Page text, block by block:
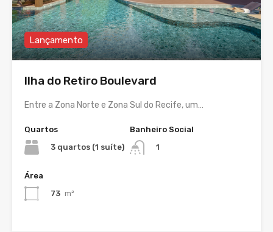
Lançamento
Ilha do Retiro Boulevard
Entre a Zona Norte e Zona Sul do Recife, um…
Quartos
3 quartos (1 suíte)
Banheiro Social
1
Área
73 m²